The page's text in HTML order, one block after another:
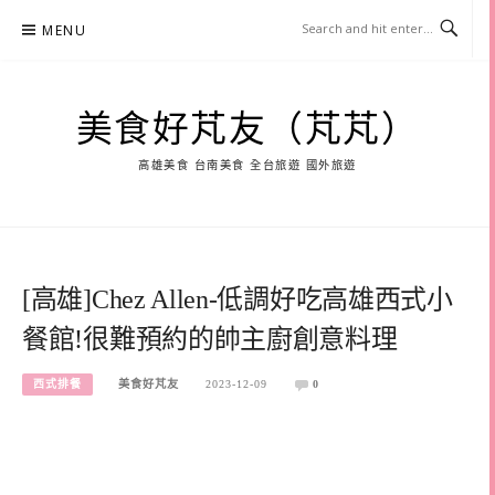
MENU
美食好芃友（芃芃）
高雄美食 台南美食 全台旅遊 國外旅遊
[高雄]Chez Allen-低調好吃高雄西式小
餐館!很難預約的帥主廚創意料理
西式排餐 美食好芃友 2023-12-09 0